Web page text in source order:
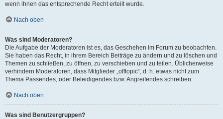
wenn ihnen das entsprechende Recht erteilt wurde.
Nach oben
Was sind Moderatoren?
Die Aufgabe der Moderatoren ist es, das Geschehen im Forum zu beobachten.
Sie haben das Recht, in ihrem Bereich Beiträge zu ändern und zu löschen und
Themen zu schließen, zu öffnen, zu verschieben und zu teilen. Üblicherweise
verhindern Moderatoren, dass Mitglieder „offtopic“, d. h. etwas nicht zum
Thema Passendes, oder Beleidigendes bzw. Angreifendes schreiben.
Nach oben
Was sind Benutzergruppen?